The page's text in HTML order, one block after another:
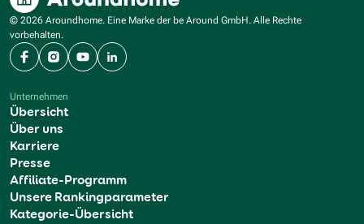
© 2026 Aroundhome. Eine Marke der be Around GmbH. Alle Rechte
vorbehalten.
FacebookInstagram
YouTubeLinkedIn
Unternehmen
Übersicht
Über uns
Karriere
Presse
Affiliate-Programm
Unsere Rankingparameter
Kategorie-Übersicht